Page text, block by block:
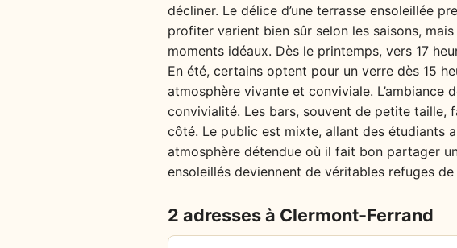
décliner. Le délice d’une terrasse ensoleillée
profiter varient bien sûr selon les saisons,
moments idéaux. Dès le printemps, vers 17
En été, certains optent pour un verre dès 15
atmosphère vivante et conviviale.
convivialité. Les bars, souvent de petite taille,
côté. Le public est mixte, allant des étudiants
atmosphère détendue où il fait bon partager
ensoleillés deviennent de véritables refuges
2 adresses à Clermont-Ferrand